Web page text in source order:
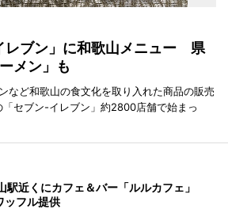
レブン」に和歌山メニュー 県
メン」も
など和歌山の食文化を取り入れた商品の販売
セブン-イレブン」約2800店舗で始まっ
駅近くにカフェ＆バー「ルルカフェ」
ッフル提供